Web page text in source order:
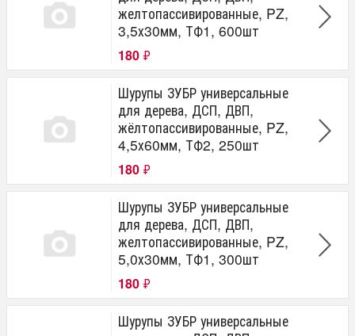
желтопассивированные, PZ,
3,5х30мм, ТФ1, 600шт
180 ₽
Шурупы ЗУБР универсальные
для дерева, ДСП, ДВП,
жёлтопассивированные, PZ,
4,5х60мм, ТФ2, 250шт
180 ₽
Шурупы ЗУБР универсальные
для дерева, ДСП, ДВП,
желтопассивированные, PZ,
5,0х30мм, ТФ1, 300шт
180 ₽
Шурупы ЗУБР универсальные